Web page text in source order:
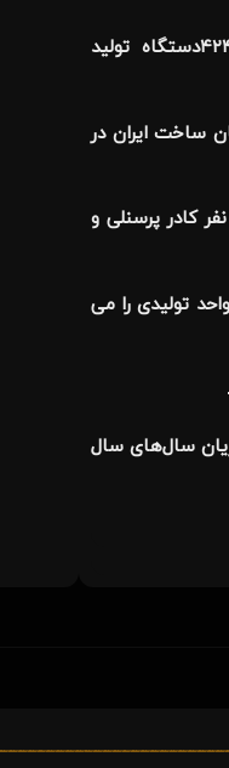
کارخانه ژیان در سال ۱۳۴۶تاسیس شد و در سال ۱۳۴۷ به مرز بهره برداری رسید.در اولین سال تولید ژیان یعنی سال ۱۳۴۷تعداد ۴۲۴دستگاه تولید
گردید.اتومبیلهای ژیان ساخت ایران در
در سال ۱۳۴۷وقتی کارخانه سیتروءن ،تولید ژیان را در ایران آغاز کرد.تولید روزانه آن در هر روز ۴دستگاه اتومبیل ژیان بود و ۱۵۰ نفر کادر پرسنلی و
متخصص و ۱۷۰کارگر عادی چرخ کار این واحد تولیدی را می
با چنین قیمتی خودرو ژیان سال‌های سال